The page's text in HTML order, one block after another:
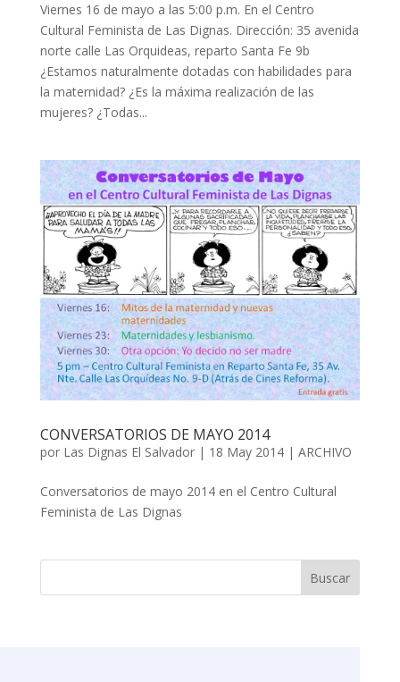
Viernes 16 de mayo a las 5:00 p.m. En el Centro
Cultural Feminista de Las Dignas. Dirección: 35 avenida
norte calle Las Orquideas, reparto Santa Fe 9b
¿Estamos naturalmente dotadas con habilidades para
la maternidad? ¿Es la máxima realización de las
mujeres? ¿Todas...
CONVERSATORIOS DE MAYO 2014
por Las Dignas El Salvador| 18 May 2014| ARCHIVO
Conversatorios de mayo 2014 en el Centro Cultural
Feminista de Las Dignas